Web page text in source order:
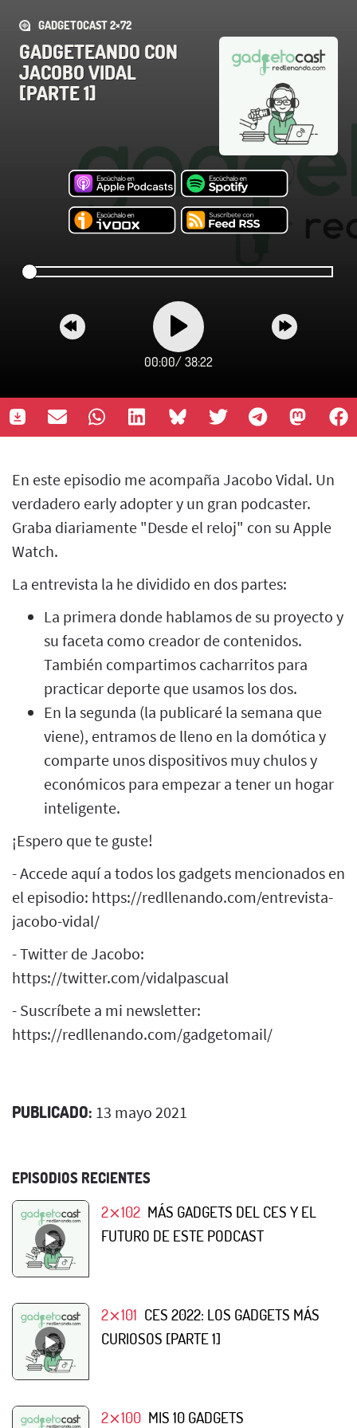
GADGETOCAST 2×72
GADGETEANDO CON
JACOBO VIDAL
[PARTE 1]
00:00/ 38:22
En este episodio me acompaña Jacobo Vidal. Un
verdadero early adopter y un gran podcaster.
Graba diariamente "Desde el reloj" con su Apple
Watch.
La entrevista la he dividido en dos partes:
La primera donde hablamos de su proyecto y
su faceta como creador de contenidos.
También compartimos cacharritos para
practicar deporte que usamos los dos.
En la segunda (la publicaré la semana que
viene), entramos de lleno en la domótica y
comparte unos dispositivos muy chulos y
económicos para empezar a tener un hogar
inteligente.
¡Espero que te guste!
- Accede aquí a todos los gadgets mencionados en
el episodio: https://redllenando.com/entrevista-
jacobo-vidal/
- Twitter de Jacobo:
https://twitter.com/vidalpascual
- Suscríbete a mi newsletter:
https://redllenando.com/gadgetomail/
PUBLICADO: 13 mayo 2021
EPISODIOS RECIENTES
2⨯102 MÁS GADGETS DEL CES Y EL
FUTURO DE ESTE PODCAST
2⨯101 CES 2022: LOS GADGETS MÁS
CURIOSOS [PARTE 1]
2⨯100 MIS 10 GADGETS